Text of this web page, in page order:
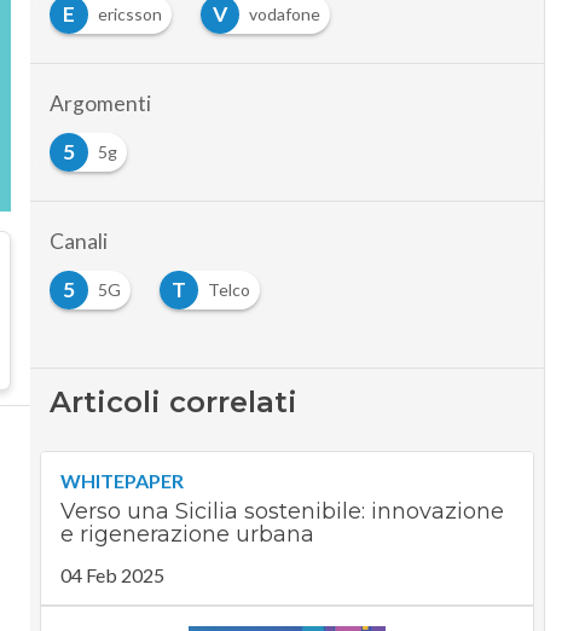
E
ericsson V vodafone
Argomenti
5
5g
Canali
5
5G T Telco
Articoli correlati
WHITEPAPER
Verso una Sicilia sostenibile: innovazione
e rigenerazione urbana
04 Feb 2025